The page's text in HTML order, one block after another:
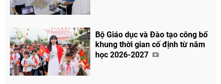
Bộ Giáo dục và Đào tạo công bố
khung thời gian cố định từ năm
học 2026-2027